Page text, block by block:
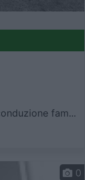
fam...
0